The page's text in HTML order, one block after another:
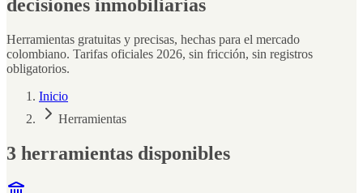
decisiones inmobiliarias
Herramientas gratuitas y precisas, hechas para el mercado
colombiano. Tarifas oficiales 2026, sin fricción, sin registros
obligatorios.
Inicio
Herramientas
3 herramientas disponibles